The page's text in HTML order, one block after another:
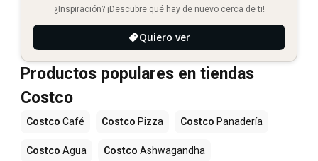
¿Inspiración? ¡Descubre qué hay de nuevo cerca de ti!
Quiero ver
Productos populares en tiendas
Costco
Costco Café Costco Pizza Costco Panadería
Costco Agua Costco Ashwagandha